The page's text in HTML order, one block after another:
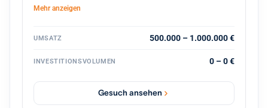
Kundenstruktur und etabliertem Geschäftsbetrieb. Der
ist komplett ausgestattet und sofort betriebsbereit.
Reifenmontage und Service aller Fahrzeugtypen(LKWs
auch Lkw problemlos einfahren können Hebebühnen und
professionelles Equipment für Fahrzeuge Bestehender
Kundenstamm und laufender Geschäftsbetrieb Gute Lage
Mehr anzeigen
UMSATZ 500.000 – 1.000.000 €
INVESTITIONSVOLUMEN 0 – 0 €
Gesuch ansehen